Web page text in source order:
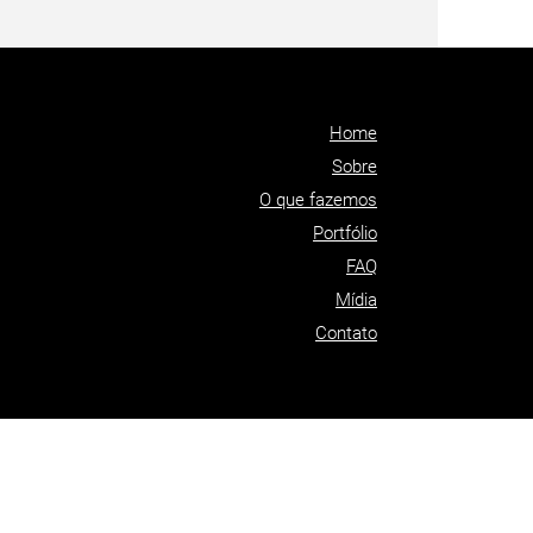
Home
Sobre
O que fazemos
Portfólio
FAQ
​Mídia
Contato